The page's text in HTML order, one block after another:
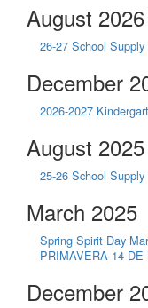
August 2026
26-27 School
December
2026-2027
August 2025
25-26 School
March 2025
Spring Spirit Day
PRIMAVERA 14 DE
December